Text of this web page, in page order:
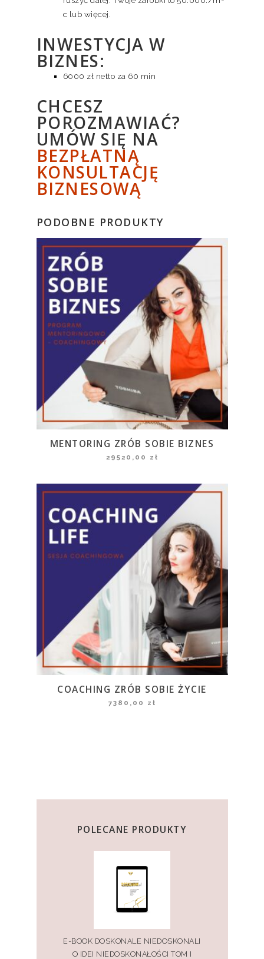
c lub więcej.
INWESTYCJA W
BIZNES:
6000 zł netto za 60 min
CHCESZ
POROZMAWIAĆ?
UMÓW SIĘ NA
BEZPŁATNĄ
KONSULTACJĘ
BIZNESOWĄ
PODOBNE PRODUKTY
MENTORING ZRÓB SOBIE BIZNES
29520,00 zł
COACHING ZRÓB SOBIE ŻYCIE
7380,00 zł
POLECANE PRODUKTY
E-BOOK DOSKONALE NIEDOSKONALI
O IDEI NIEDOSKONAŁOŚCI TOM I